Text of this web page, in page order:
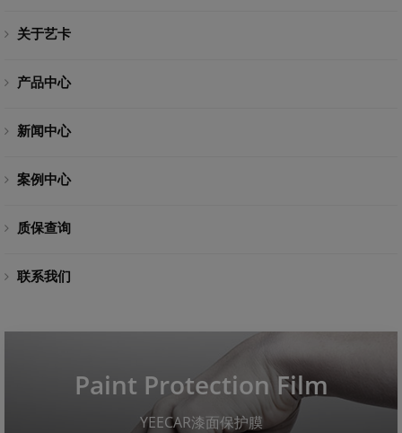
关于艺卡
产品中心
新闻中心
案例中心
质保查询
联系我们
Paint Protection Film
YEECAR漆面保护膜